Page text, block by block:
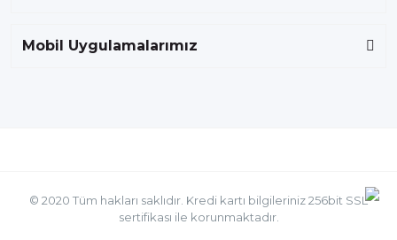
Mobil Uygulamalarımız
© 2020 Tüm hakları saklıdır. Kredi kartı bilgileriniz 256bit SSL
sertifikası ile korunmaktadır.